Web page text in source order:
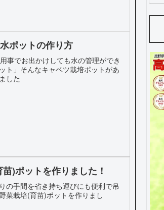
ポットの作り方
事でお出かけしても水の管理ができ
ト」そんなキャベツ栽培ポットがあ
した
)ポットを作りました！
の手間を省き持ち運びにも便利で吊
菜栽培(育苗)ポットを作りまし